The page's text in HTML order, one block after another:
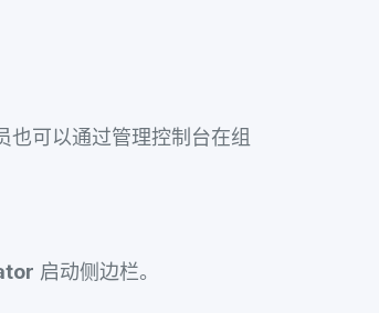
可以通过管理控制台在组
启动侧边栏。